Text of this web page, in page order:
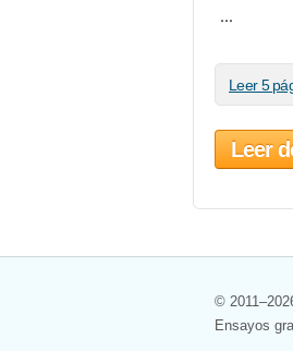
...
Leer 5
Leer
©
Ensayos